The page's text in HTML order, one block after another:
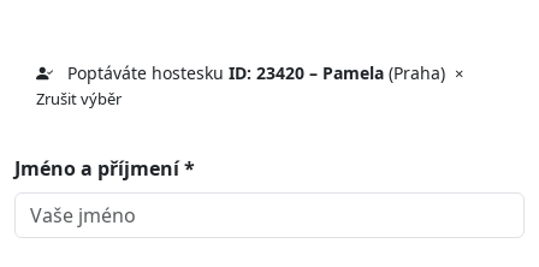
Poptáváte hostesku ID: 23420 – Pamela (Praha) ×
Zrušit výběr
Jméno a příjmení *